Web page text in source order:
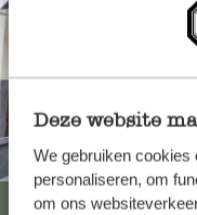
Deze website
We gebruiken cookies
personaliseren, om
om ons
Toujours
Voir les 62